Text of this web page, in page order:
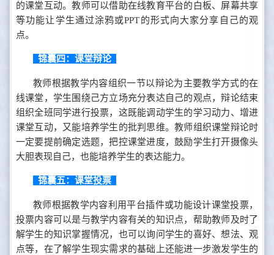
的课堂互动。教师可以借助在线教育平台的白板、屏幕共享
等功能让学生通过涂鸦或PPT的形式向大家分享自己的观
点。
锦囊四：课堂辩论
教师根据教学内容组织一节以辩论为主要教学方式的在
线课堂，学生围绕己方立场充分表达自己的观点，辩论结束
组织全班同学进行投票，这既能调动学生的学习动力、增进
课堂互动，又能培养学生的批判思维。教师组织课堂辩论时
一定要提前确定选题，把控课堂进度，鼓励学生打开摄像头
大胆表现自己，也能培养学生的表达能力。
锦囊五：课堂投票
教师根据教学内容利用平台插件或功能设计课堂投票，
投票内容可以是与教学内容有关的知识点，帮助教师及时了
解学生的知识掌握情况，也可以询问学生的喜好、想法、观
点等，在了解学生现实需求的基础上还能进一步激发学生的